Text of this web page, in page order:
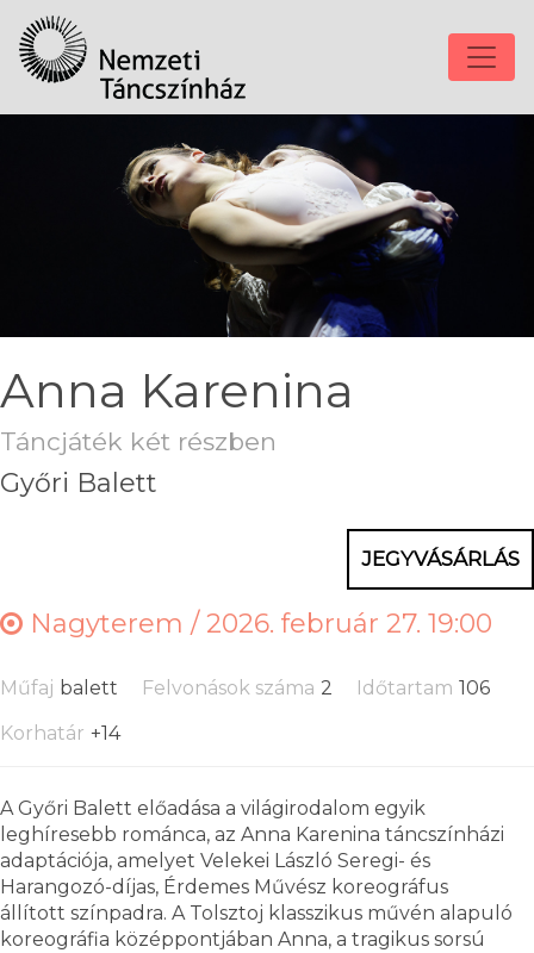
Anna Karenina
Táncjáték két részben
Győri Balett
JEGYVÁSÁRLÁS
Nagyterem /2026. február 27. 19:00
Műfaj balett Felvonások száma 2 Időtartam 106
Korhatár +14
A Győri Balett előadása a világirodalom egyik
leghíresebb románca, az Anna Karenina táncszínházi
adaptációja, amelyet Velekei László Seregi- és
Harangozó-díjas, Érdemes Művész koreográfus
állított színpadra. A Tolsztoj klasszikus művén alapuló
koreográfia középpontjában Anna, a tragikus sorsú